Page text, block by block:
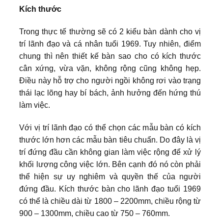
Kích thước
Trong thực tế thường sẽ có 2 kiểu bàn dành cho vị
trí lãnh đạo và cá nhân tuổi 1969. Tuy nhiên, điểm
chung thì nên thiết kế bàn sao cho có kích thước
cân xứng, vừa vặn, không rộng cũng không hẹp.
Điều này hỗ trợ cho người ngồi không rơi vào trạng
thái lạc lõng hay bí bách, ảnh hưởng đến hứng thú
làm việc.
Với vị trí lãnh đạo có thể chọn các mẫu bàn có kích
thước lớn hơn các mẫu bàn tiêu chuẩn. Do đây là vị
trí đứng đầu cần không gian làm việc rộng để xử lý
khối lượng công việc lớn. Bên cạnh đó nó còn phải
thể hiện sự uy nghiêm và quyền thế của người
đứng đầu. Kích thước bàn cho lãnh đạo tuổi 1969
có thể là chiều dài từ 1800 – 2200mm, chiều rộng từ
900 – 1300mm, chiều cao từ 750 – 760mm.